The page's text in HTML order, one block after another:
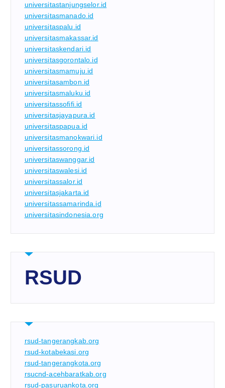
universitastanjungselor.id
universitasmanado.id
universitaspalu.id
universitasmakassar.id
universitaskendari.id
universitasgorontalo.id
universitasmamuju.id
universitasambon.id
universitasmaluku.id
universitassofifi.id
universitasjayapura.id
universitaspapua.id
universitasmanokwari.id
universitassorong.id
universitaswanggar.id
universitaswalesi.id
universitassalor.id
universitasjakarta.id
universitassamarinda.id
universitasindonesia.org
RSUD
rsud-tangerangkab.org
rsud-kotabekasi.org
rsud-tangerangkota.org
rsucnd-acehbaratkab.org
rsud-pasuruankota.org